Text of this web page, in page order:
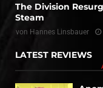
The Division
Steam
von Hannes Linsbauer
LATEST REVIEWS